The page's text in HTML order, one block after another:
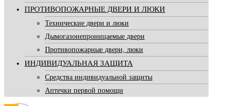
ПРОТИВОПОЖАРНЫЕ ДВЕРИ И ЛЮКИ
Технические двери и люки
Дымогазонепроницаемые двери
Противопожарные двери, люки
ИНДИВИДУАЛЬНАЯ ЗАЩИТА
Средства индивидуальной защиты
Аптечки первой помощи